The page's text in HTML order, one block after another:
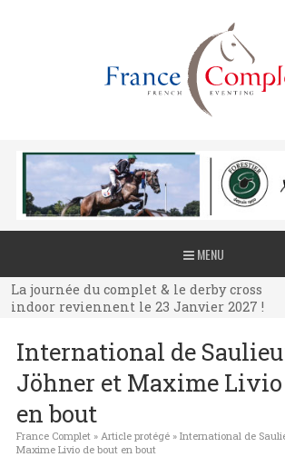
MENU
La journée du complet & le derby cross
indoor reviennent le 23 Janvier 2027 !
La journée du complet & le derby cross
indoor reviennent le 23 Janvier 2027 !
indoor reviennent le 23 Janvier 2027 !
International de
Jöhner et Maxime Livio
en bout
France Complet» Article protégé» International de
Maxime Livio de bout en bout